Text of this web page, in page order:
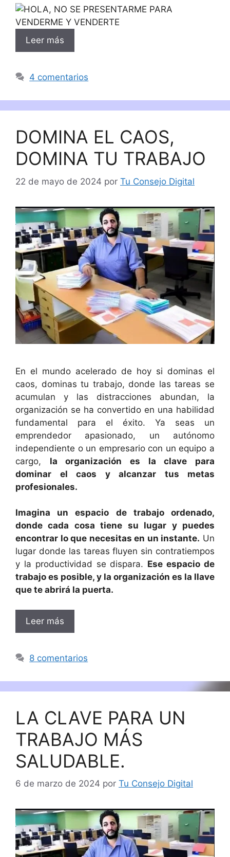
Leer más
4 comentarios
DOMINA EL CAOS,
DOMINA TU TRABAJO
22 de mayo de 2024 por Tu Consejo Digital
En el mundo acelerado de hoy si dominas el
caos, dominas tu trabajo, donde las tareas se
acumulan y las distracciones abundan, la
organización se ha convertido en una habilidad
fundamental para el éxito. Ya seas un
emprendedor apasionado, un autónomo
independiente o un empresario con un equipo a
cargo, la organización es la clave para
dominar el caos y alcanzar tus metas
profesionales.
Imagina un espacio de trabajo ordenado,
donde cada cosa tiene su lugar y puedes
encontrar lo que necesitas en un instante. Un
lugar donde las tareas fluyen sin contratiempos
y la productividad se dispara. Ese espacio de
trabajo es posible, y la organización es la llave
que te abrirá la puerta.
Leer más
8 comentarios
LA CLAVE PARA UN
TRABAJO MÁS
SALUDABLE.
6 de marzo de 2024 por Tu Consejo Digital